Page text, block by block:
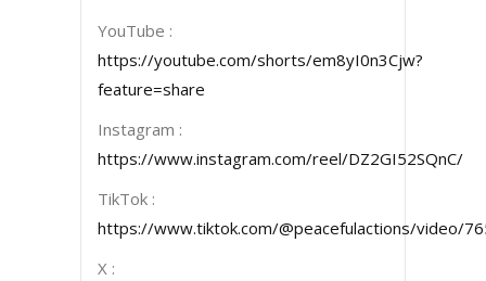
YouTube :
https://youtube.com/shorts/em8yI0n3Cjw?
feature=share
Instagram :
https://www.instagram.com/reel/DZ2GI52SQnC/
TikTok :
https://www.tiktok.com/@peacefulactions/video/
X :